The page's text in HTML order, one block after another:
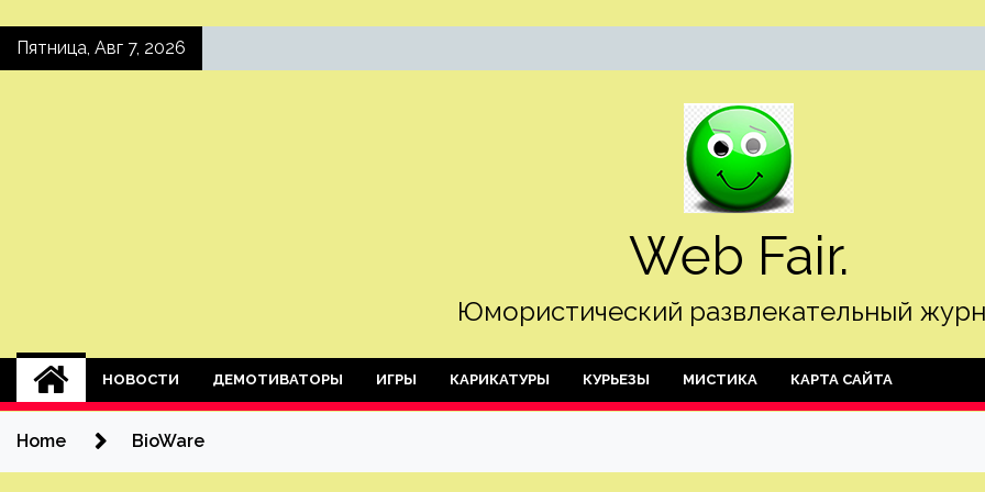
SkipПятница, Авг 7, 2026
Web Fair.
Юмористический развлекательный
НОВОСТИ ДЕМОТИВАТОРЫ ИГРЫ КАРИКАТУРЫ КУРЬЕЗЫ МИСТИКА КАРТА САЙТА
Home BioWare